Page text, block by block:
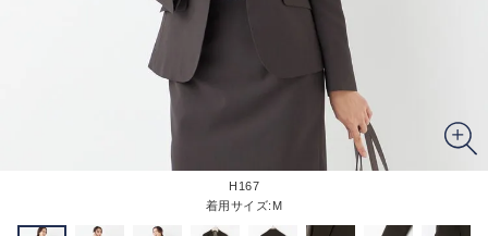
H167
着用サイズ:M